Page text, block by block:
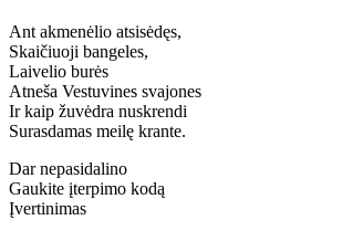
Ant akmenėlio atsisėdęs,
Skaičiuoji bangeles,
Laivelio burės
Atneša Vestuvines svajones
Ir kaip žuvėdra nuskrendi
Surasdamas meilę krante.
Dar nepasidalino
Gaukite įterpimo kodą
Įvertinimas